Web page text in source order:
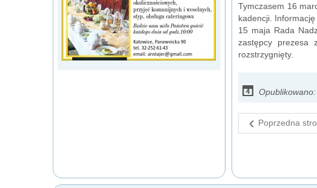
Tymczasem 16
kadencji. Informację
15 maja Rada
zastępcy prezesa
rozstrzygnięty.
Poprzedna